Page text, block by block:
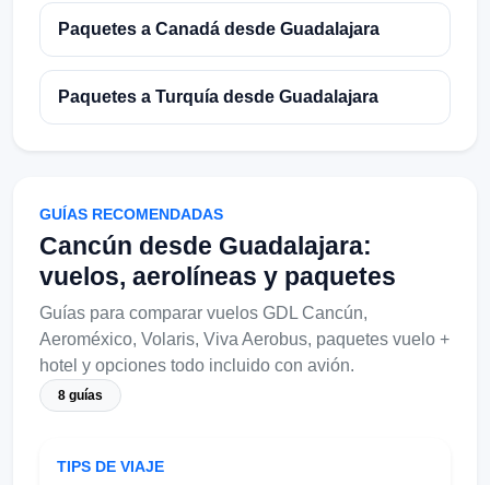
Paquetes a Canadá desde Guadalajara
Paquetes a Turquía desde Guadalajara
GUÍAS RECOMENDADAS
Cancún desde Guadalajara:
vuelos, aerolíneas y paquetes
Guías para comparar vuelos GDL Cancún,
Aeroméxico, Volaris, Viva Aerobus, paquetes vuelo +
hotel y opciones todo incluido con avión.
8 guías
TIPS DE VIAJE